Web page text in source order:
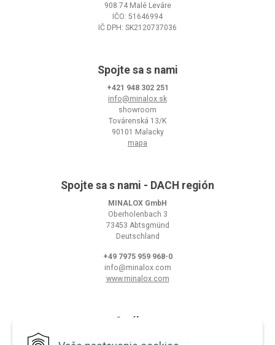
908 74 Malé Leváre
IČO: 51646994
IČ DPH: SK2120737036
Spojte sa s nami
+421 948 302 251
info@minalox.sk
showroom
Továrenská 13/K
90101 Malacky
mapa
Spojte sa s nami - DACH región
MINALOX GmbH
Oberholenbach 3
73453 Abtsgmünd
Deutschland
+49 7975 959 968-0
info@minalox.com
www.minalox.com
O nákupe